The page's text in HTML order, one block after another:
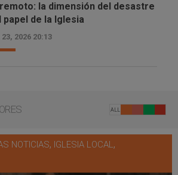
la dimensión del desastre
papel de la Iglesia
23, 2026 20:13
ALL
NOTICIAS, IGLESIA LOCAL,